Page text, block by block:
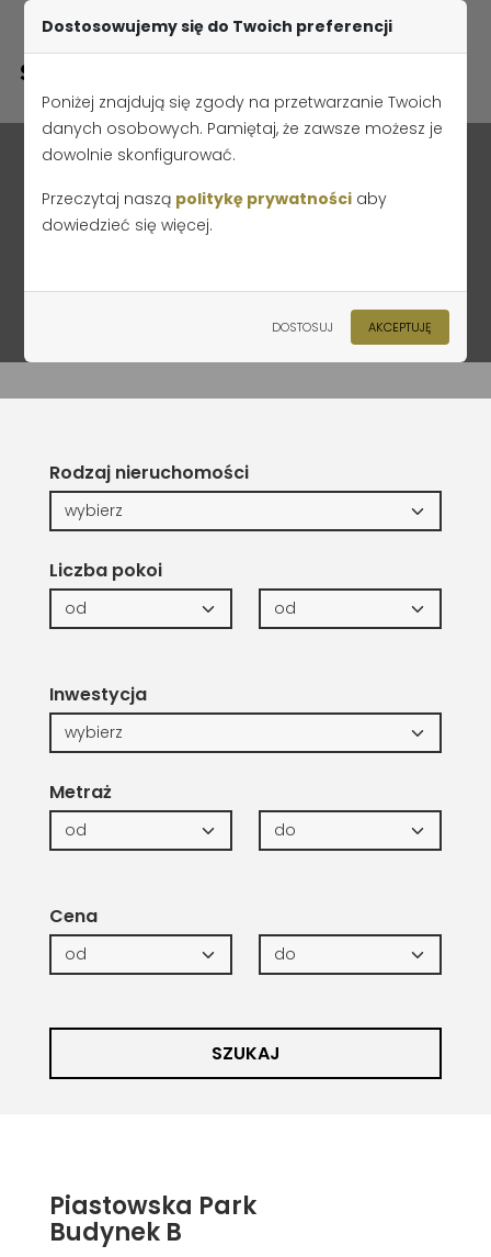
Dostosowujemy się do Twoich preferencji
Poniżej znajdują się zgody na przetwarzanie Twoich
danych osobowych. Pamiętaj, że zawsze możesz je
dowolnie skonfigurować.
Przeczytaj naszą politykę prywatności aby
dowiedzieć się więcej.
DOSTOSUJ AKCEPTUJĘ
Lokal nr 1.09
Strona główna
Oferta
Lokal nr 1.09
Rodzaj nieruchomości
Liczba pokoi
Inwestycja
Metraż
Cena
SZUKAJ
Piastowska Park
Budynek B